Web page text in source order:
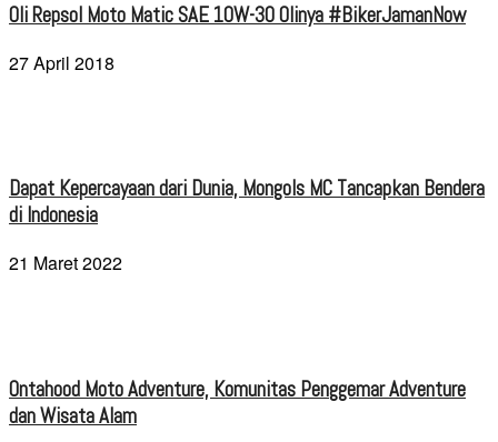
Oli Repsol Moto Matic SAE 10W-30 Olinya #BikerJamanNow
27 April 2018
Dapat Kepercayaan dari Dunia, Mongols MC Tancapkan Bendera
di Indonesia
21 Maret 2022
Ontahood Moto Adventure, Komunitas Penggemar Adventure
dan Wisata Alam